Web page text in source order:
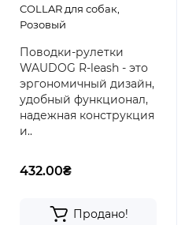
COLLAR для собак,
Розовый
Поводки-рулетки
WAUDOG R-leash - это
эргономичный дизайн,
удобный функционал,
надежная конструкция
и..
432.00₴
Продано!